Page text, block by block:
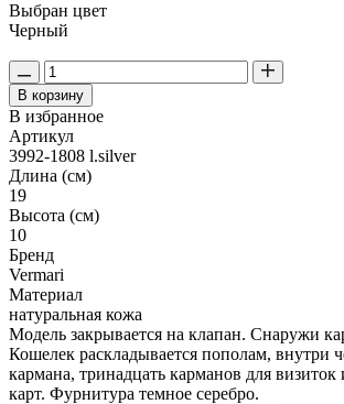
Выбран цвет
Черный
В корзину
В избранное
Артикул
3992-1808 l.silver
Длина (см)
19
Высота (см)
10
Бренд
Vermari
Материал
натуральная кожа
Модель закрывается на клапан. Снаружи
Кошелек раскладывается пополам, внутри
кармана, тринадцать карманов для
карт. Фурнитура темное серебро.